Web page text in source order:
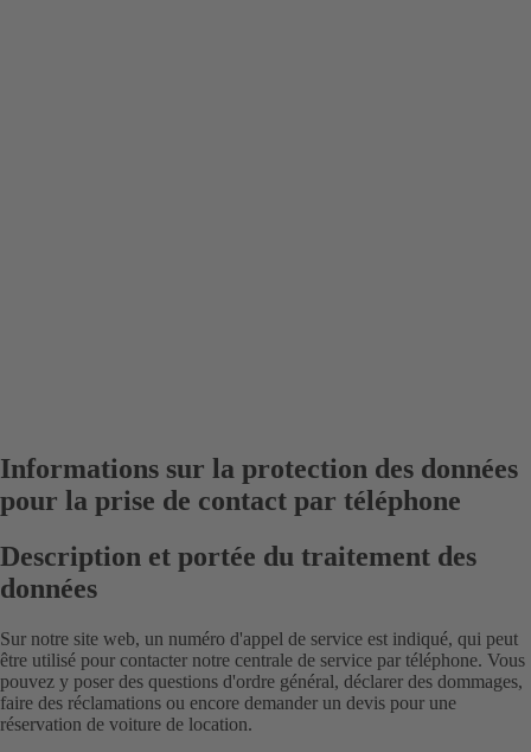
Informations sur la protection des données
pour la prise de contact par téléphone
Description et portée du traitement des
données
Sur notre site web, un numéro d'appel de service est indiqué, qui peut
être utilisé pour contacter notre centrale de service par téléphone. Vous
pouvez y poser des questions d'ordre général, déclarer des dommages,
faire des réclamations ou encore demander un devis pour une
réservation de voiture de location.